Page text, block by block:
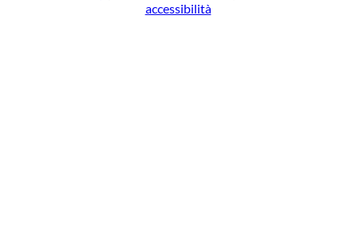
accessibilità